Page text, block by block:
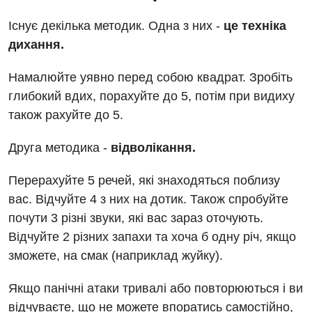
Дієтологія
Кардіологія
Кардіохірургія
Мамологія
Медична психологія
Неврологія
Нейрохірургія
Онкологічне відділлення
Оториноларингологія
Існує декілька методик. Одна з них - це техніка
дихання.
Намалюйте уявно перед собою квадрат. Зробіть
глибокий вдих, порахуйте до 5, потім при видиху
також рахуйте до 5.
Друга методика - відволікання.
Перерахуйте 5 речей, які знаходяться поблизу
вас. Відчуйте 4 з них на дотик. Також спробуйте
почути 3 різні звуки, які вас зараз оточують.
Відчуйте 2 різних запахи та хоча б одну річ, якщо
зможете, на смак (наприклад жуйку).
Якщо панічні атаки тривалі або повторюються і ви
відчуваєте, що не можете впоратись самостійно,